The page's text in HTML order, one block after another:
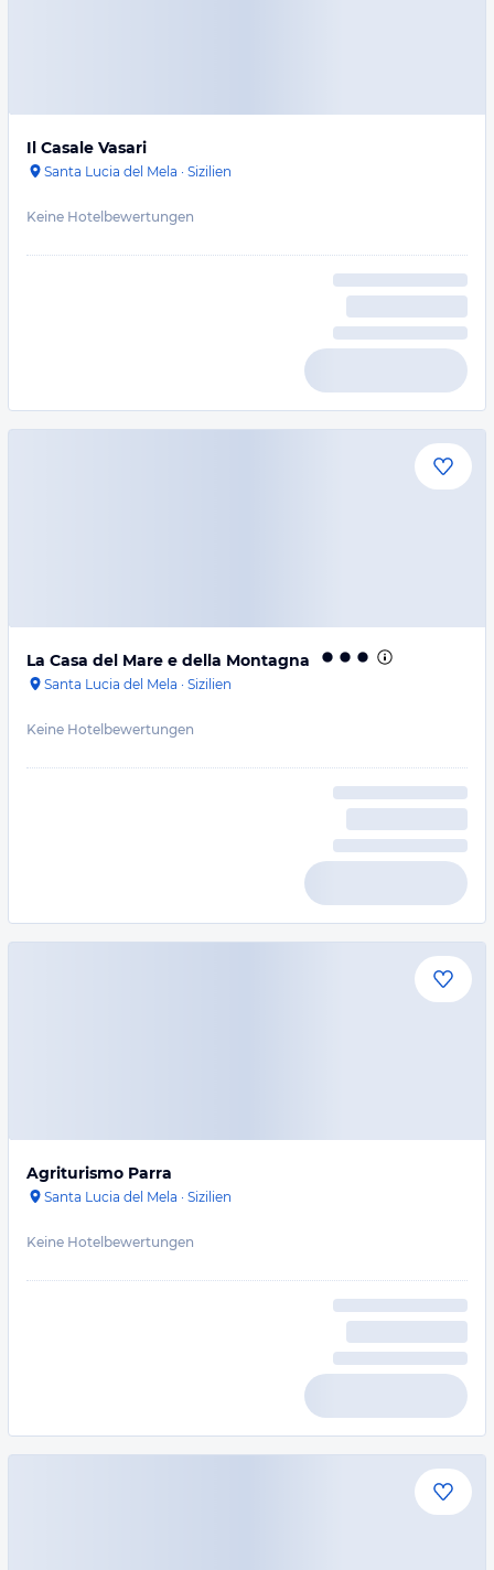
Il Casale Vasari
Santa Lucia del Mela · Sizilien
Keine Hotelbewertungen
La Casa del Mare e della Montagna
Santa Lucia del Mela · Sizilien
Keine Hotelbewertungen
Agriturismo Parra
Santa Lucia del Mela · Sizilien
Keine Hotelbewertungen